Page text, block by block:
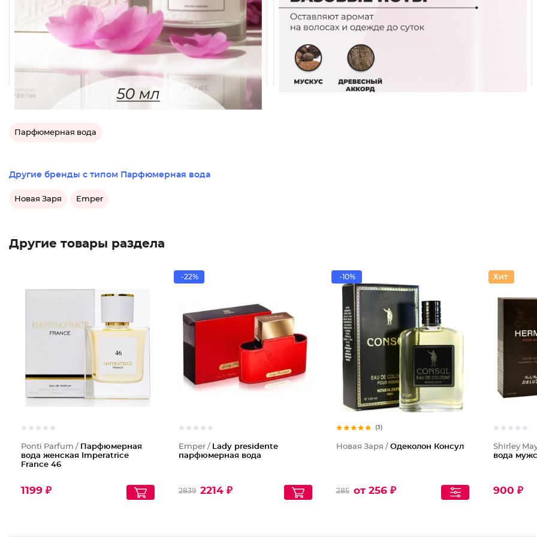
Категории этого товара
Парфюмерная вода
Другие бренды с типом Парфюмерная вода
Новая Заря Emper
Другие товары раздела
Ponti Parfum /
Парфюмерная
вода женская Imperatrice
France 46
1199 ₽
-22%
Emper / Lady presidente
парфюмерная вода
2839 2214 ₽
-10%
(3)
Новая Заря / Одеколон Консул
285 от 256 ₽
Shirley
вода
900 ₽